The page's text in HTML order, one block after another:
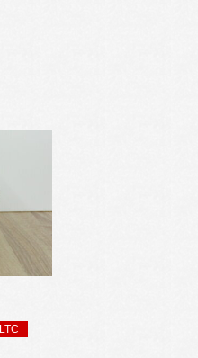
LTC